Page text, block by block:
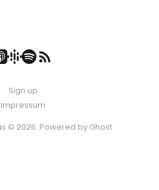
Sign up
Impressum
© 2026. Powered by Ghost